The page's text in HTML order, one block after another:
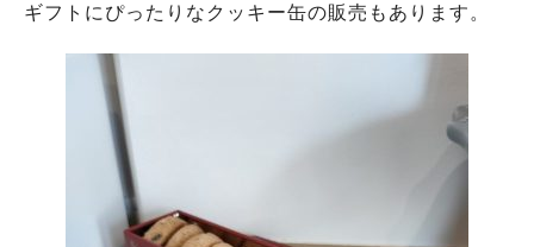
ギフトにぴったりなクッキー缶の販売もあります。